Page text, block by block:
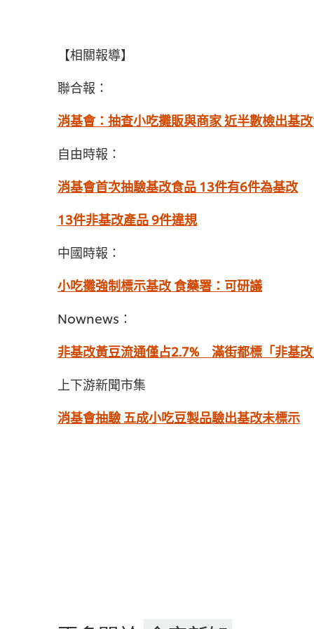
【相關報導】
聯合報：
消基會：抽查小吃攤販與商家 近半數檢出基
自由時報：
消基會首次抽驗基改食品 13件有6件為基改
13件非基改產品 9件違規
中國時報：
小吃攤強制標示基改 食藥署：可研議
Nownews：
非基改黃豆流通僅占2.7% 滿街都標「非基
上下游新聞市集
消基會抽驗 五成小吃豆製品驗出基改未標示